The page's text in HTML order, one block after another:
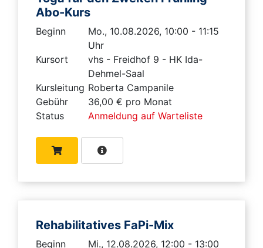
Abo-Kurs
Beginn
Mo., 10.08.2026, 10:00 - 11:15
Uhr
Kursort
vhs - Freidhof 9 - HK Ida-
Dehmel-Saal
Kursleitung Roberta Campanile
Gebühr
36,00 € pro Monat
Status
Anmeldung auf Warteliste
Rehabilitatives FaPi-Mix
Beginn Mi., 12.08.2026, 12:00 - 13:00